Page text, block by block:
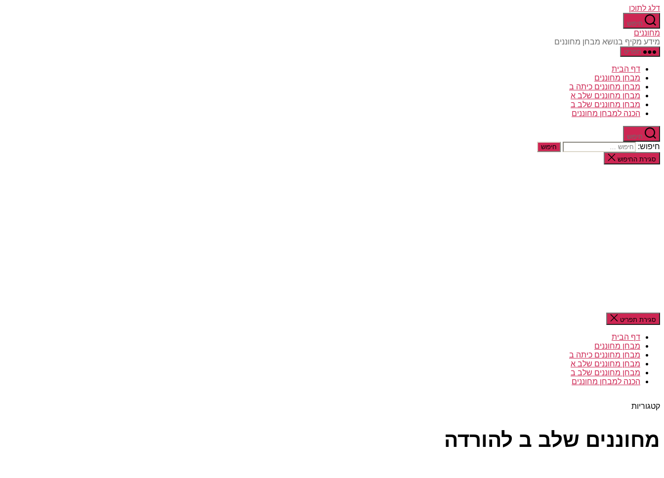
דלג לתוכן
חיפוש
מחוננים
מידע מקיף בנושא מבחן מחוננים
תפריט
דף הבית
מבחן מחוננים
מבחן מחוננים כיתה ב
מבחן מחוננים שלב א
מבחן מחוננים שלב ב
הכנה למבחן מחוננים
חיפוש
חיפוש:
סגירת החיפוש
סגירת תפריט
דף הבית
מבחן מחוננים
מבחן מחוננים כיתה ב
מבחן מחוננים שלב א
מבחן מחוננים שלב ב
הכנה למבחן מחוננים
קטגוריות
מחוננים שלב ב להורדה